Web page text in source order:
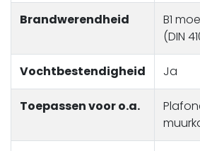
Brandwerendheid
B1
(DIN
Vochtbestendigheid Ja
Toepassen voor o.a.